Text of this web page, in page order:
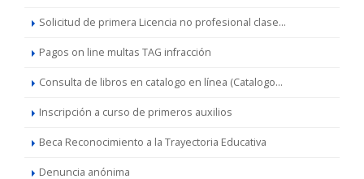
Solicitud de primera Licencia no profesional clase...
Pagos on line multas TAG infracción
Consulta de libros en catalogo en línea (Catalogo...
Inscripción a curso de primeros auxilios
Beca Reconocimiento a la Trayectoria Educativa
Denuncia anónima